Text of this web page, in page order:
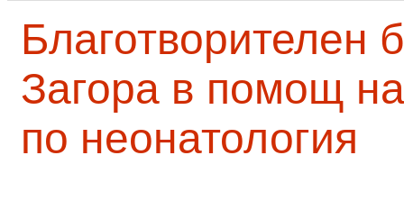
Благотворителен
Загора в помощ
по неонатология